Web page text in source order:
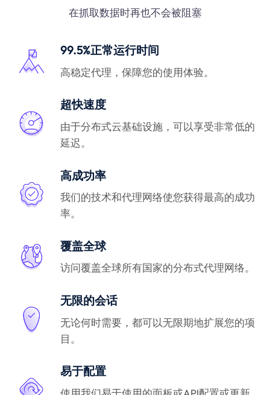
在抓取数据时再也不会被阻塞
99.5%正常运行时间
高稳定代理，保障您的使用体验。
超快速度
由于分布式云基础设施，可以享受非常低的
延迟。
高成功率
我们的技术和代理网络使您获得最高的成功
率。
覆盖全球
访问覆盖全球所有国家的分布式代理网络。
无限的会话
无论何时需要，都可以无限期地扩展您的项
目。
易于配置